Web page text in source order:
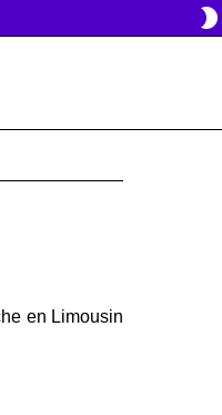
brightness_2
en Limousin